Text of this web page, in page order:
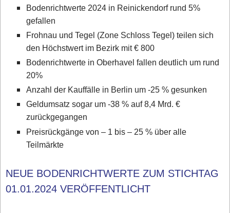
Bodenrichtwerte 2024 in Reinickendorf rund 5%
gefallen
Frohnau und Tegel (Zone Schloss Tegel) teilen sich
den Höchstwert im Bezirk mit € 800
Bodenrichtwerte in Oberhavel fallen deutlich um rund
20%
Anzahl der Kauffälle in Berlin um -25 % gesunken
Geldumsatz sogar um -38 % auf 8,4 Mrd. €
zurückgegangen
Preisrückgänge von – 1 bis – 25 % über alle
Teilmärkte
NEUE BODENRICHTWERTE ZUM STICHTAG
01.01.2024 VERÖFFENTLICHT